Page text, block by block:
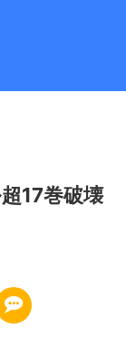
17巻破壊